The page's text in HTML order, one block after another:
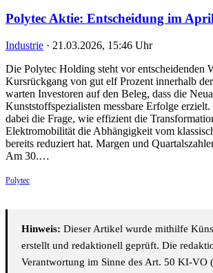
Polytec Aktie: Entscheidung im April
Industrie · 21.03.2026, 15:46 Uhr
Die Polytec Holding steht vor entscheidenden
Kursrückgang von gut elf Prozent innerhalb
warten Investoren auf den Beleg, dass die
Kunststoffspezialisten messbare Erfolge
dabei die Frage, wie effizient die
Elektromobilität die Abhängigkeit vom
bereits reduziert hat. Margen und
Am 30.…
Polytec
Hinweis: Dieser Artikel wurde mithilfe
erstellt und redaktionell geprüft. Die
Verantwortung im Sinne des Art. 50 KI-VO